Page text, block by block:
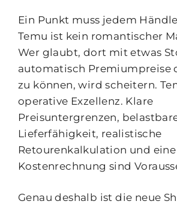
Ein Punkt muss jedem
Temu ist kein romantischer
Wer glaubt, dort mit etwas
automatisch Premiumpreise
zu können, wird scheitern.
operative Exzellenz. Klare
Preisuntergrenzen,
Lieferfähigkeit, realistische
Retourenkalkulation und
Kostenrechnung sind
Genau deshalb ist die neue